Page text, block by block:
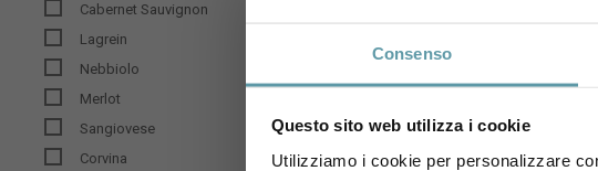
Consenso
Questo sito web utilizza i cookie
Utilizziamo i cookie per personalizzare
Cabernet Sauvignon
Lagrein
Nebbiolo
Merlot
Sangiovese
Corvina
per